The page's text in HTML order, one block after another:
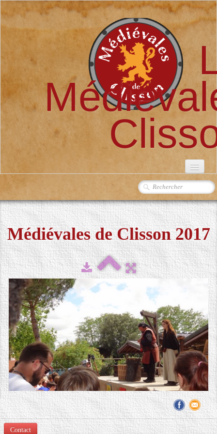
L'ASSOCIATION▼
FESTIVAL 2026▼
MÉDIAS▼
CONTACT
LOCATION DE COSTUMES
Médiévales de Clisson 2017
Contact